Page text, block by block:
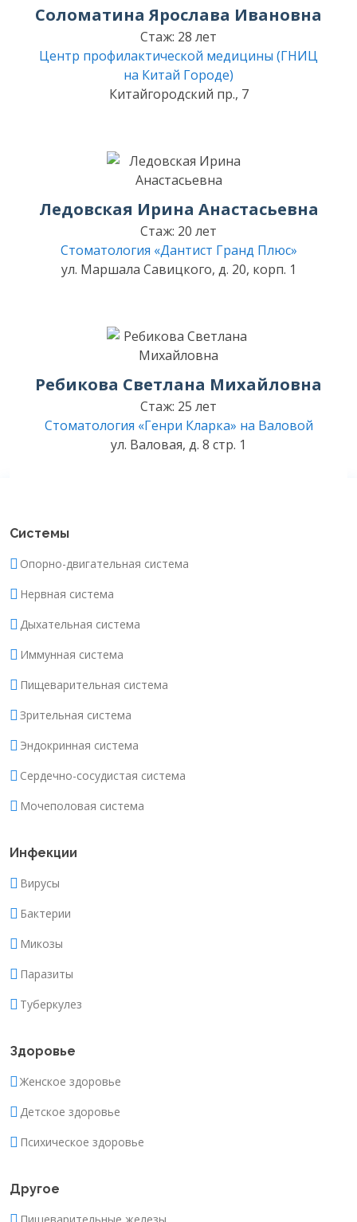
Соломатина Ярослава Ивановна
Стаж: 28 лет
Центр профилактической медицины (ГНИЦ
на Китай Городе)
Китайгородский пр., 7
Ледовская Ирина Анастасьевна
Стаж: 20 лет
Стоматология «Дантист Гранд Плюс»
ул. Маршала Савицкого, д. 20, корп. 1
Ребикова Светлана Михайловна
Стаж: 25 лет
Стоматология «Генри Кларка» на Валовой
ул. Валовая, д. 8 стр. 1
Системы
Опорно-двигательная система
Нервная система
Дыхательная система
Иммунная система
Пищеварительная система
Зрительная система
Эндокринная система
Сердечно-сосудистая система
Мочеполовая система
Инфекции
Вирусы
Бактерии
Микозы
Паразиты
Туберкулез
Здоровье
Женское здоровье
Детское здоровье
Психическое здоровье
Другое